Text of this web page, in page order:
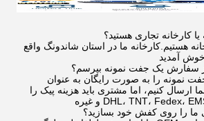
هستیم.کارخانه ما در استان شاندونگ واقع
آمدید
نمونه را به صورت رایگان به عنوان
کنیم، اما مشتری باید هزینه پیک را